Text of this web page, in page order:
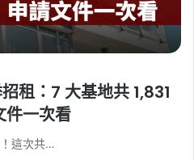
租：7 大基地共 1,831
件一次看
這次共…